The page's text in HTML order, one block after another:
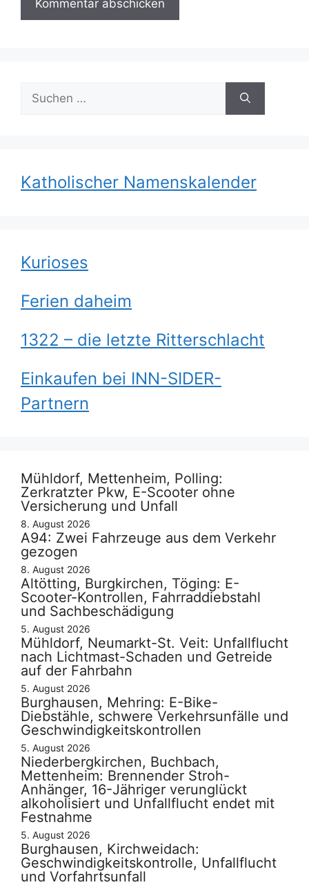
nach:
Katholischer Namenskalender
Kurioses
Ferien daheim
1322 – die letzte Ritterschlacht
Einkaufen bei INN-SIDER-
Partnern
Mühldorf, Mettenheim, Polling:
Zerkratzter Pkw, E-Scooter ohne
Versicherung und Unfall
8. August 2026
A94: Zwei Fahrzeuge aus dem Verkehr
gezogen
8. August 2026
Altötting, Burgkirchen, Töging: E-
Scooter-Kontrollen, Fahrraddiebstahl
und Sachbeschädigung
5. August 2026
Mühldorf, Neumarkt-St. Veit: Unfallflucht
nach Lichtmast-Schaden und Getreide
auf der Fahrbahn
5. August 2026
Burghausen, Mehring: E-Bike-
Diebstähle, schwere Verkehrsunfälle und
Geschwindigkeitskontrollen
5. August 2026
Niederbergkirchen, Buchbach,
Mettenheim: Brennender Stroh-
Anhänger, 16-Jähriger verunglückt
alkoholisiert und Unfallflucht endet mit
Festnahme
5. August 2026
Burghausen, Kirchweidach:
Geschwindigkeitskontrolle, Unfallflucht
und Vorfahrtsunfall